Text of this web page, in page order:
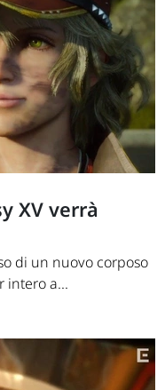
XV verrà
di un nuovo corposo
intero a...